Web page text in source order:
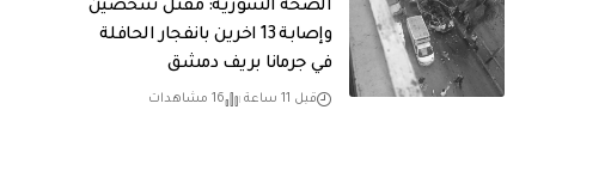
الصحة السورية: مقتل شخصين
وإصابة 13 اخرين بانفجار الحافلة
في جرمانا بريف دمشق
قبل 11 ساعة 16 مشاهدات